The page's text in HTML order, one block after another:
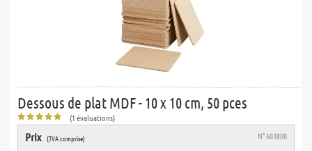
Dessous de plat MDF - 10 x 10 cm, 50 pces
(1 évaluations)
Prix (TVA comprise) N° 603800